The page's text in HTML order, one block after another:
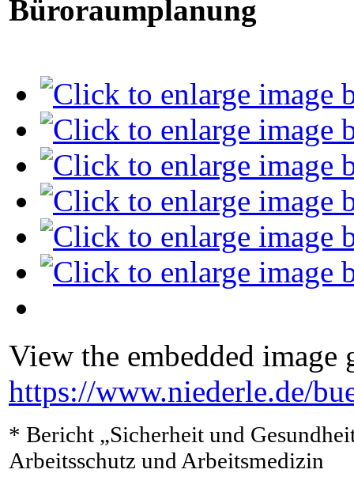
Büroraumplanung
View the embedded
https://www.niederle.de/
* Bericht „Sicherheit und
Arbeitsschutz und Arbeitsmedizin